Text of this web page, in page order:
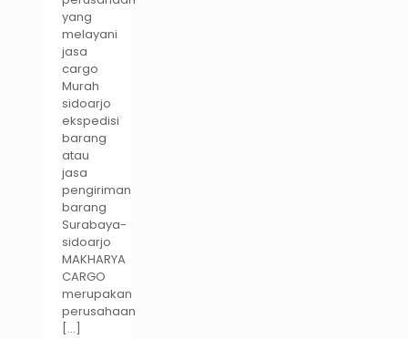
yang
melayani
jasa
cargo
Murah
sidoarjo
ekspedisi
barang
atau
jasa
pengiriman
barang
Surabaya-
sidoarjo
MAKHARYA
CARGO
merupakan
perusahaan
[…]